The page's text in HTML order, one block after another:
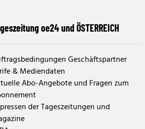
oe24 und ÖSTERREICH
Geschäftspartner
& Mediendaten
Abo-Angebote und Fragen zum
der Tageszeitungen und